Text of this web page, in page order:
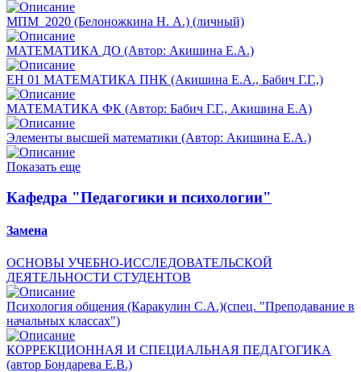
МПМ_2020 (Белоножкина Н. А.) (личный)
МАТЕМАТИКА ДО (Автор: Акишина Е.А.)
ЕН 01 МАТЕМАТИКА ПНК (Акишина Е.А., Бабич Г.Г.,)
МАТЕМАТИКА ФК (Автор: Бабич Г.Г., Акишина Е.А)
Элементы высшей математики (Автор: Акишина Е.А.)
Показать еще
Кафедра "Педагогики и психологии"
Замена
ОСНОВЫ УЧЕБНО-ИССЛЕДОВАТЕЛЬСКОЙ
ДЕЯТЕЛЬНОСТИ СТУДЕНТОВ
Психология общения (Каракулин С.А.)(спец. "Преподавание в
начальных классах")
КОРРЕКЦИОННАЯ И СПЕЦИАЛЬНАЯ ПЕДАГОГИКА
(автор Бондарева Е.В.)